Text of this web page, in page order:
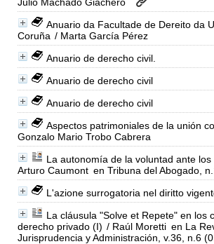
Anuario da Facultade de Dereito da
Coruña / Marta García Pérez
Anuario de derecho civil.
Anuario de derecho civil
Anuario de derecho civil
Aspectos patrimoniales de la unión
Gonzalo Mario Trobo Cabrera
La autonomía de la voluntad ante
Arturo Caumont en Tribuna del Abogado,
L'azione surrogatoria nel diritto
La cláusula "Solve et Repete" en los
derecho privado (I) / Raúl Moretti en La
Jurisprudencia y Administración, v.36, n.6